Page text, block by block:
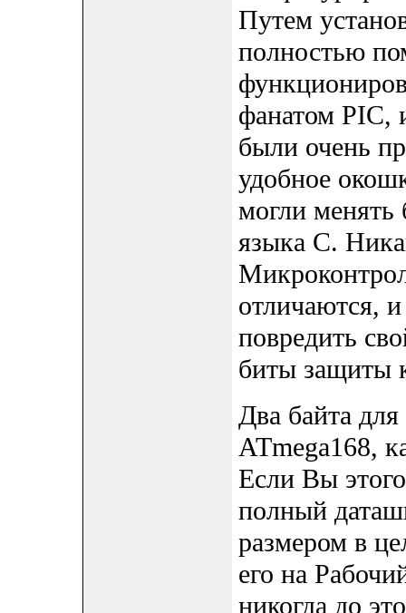
Путем
полностью
фанатом PIC,
были очень
удобное
могли менять
языка C.
отличаются,
повредить
биты защиты
Два байта для
ATmega168,
Если Вы
полный
размером в
его на
никогда до